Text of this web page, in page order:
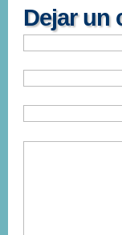
Dejar un